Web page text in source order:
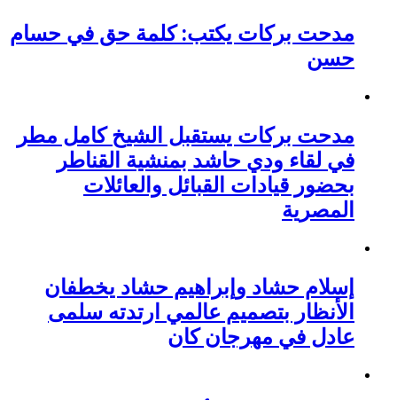
مدحت بركات يكتب: كلمة حق في حسام
حسن
مدحت بركات يستقبل الشيخ كامل مطر
في لقاء ودي حاشد بمنشية القناطر
بحضور قيادات القبائل والعائلات
المصرية
إسلام حشاد وإبراهيم حشاد يخطفان
الأنظار بتصميم عالمي ارتدته سلمى
عادل في مهرجان كان